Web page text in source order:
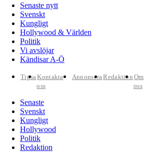
Senaste nytt
Svenskt
Kungligt
Hollywood & Världen
Politik
Vi avslöjar
Kändisar A-Ö
TipsaKontakta
oss
AnnonseraRedaktion Om
oss
Senaste
Svenskt
Kungligt
Hollywood
Politik
Redaktion